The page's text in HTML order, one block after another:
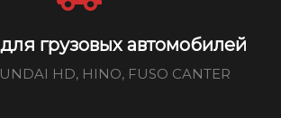
грузовых автомобилей
HD, HINO, FUSO CANTER